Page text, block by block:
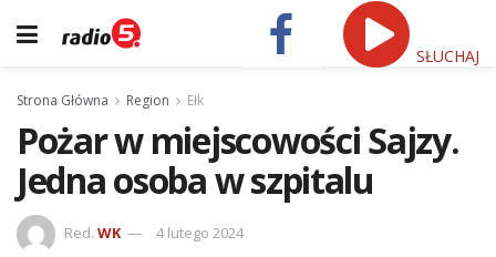
SŁUCHAJ
Strona Główna Region Ełk
Pożar w miejscowości Sajzy.
Jedna osoba w szpitalu
Red. WK 4 lutego 2024